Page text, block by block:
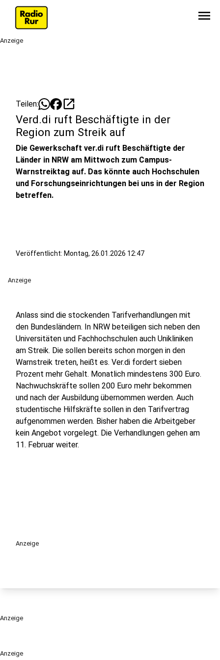
menu
Anzeige
Anzeige
Teilen: open_in_new
Verd.di ruft Beschäftigte in der
Region zum Streik auf
Die Gewerkschaft ver.di ruft Beschäftigte der
Länder in NRW am Mittwoch zum Campus-
Warnstreiktag auf. Das könnte auch Hochschulen
und Forschungseinrichtungen bei uns in der Region
betreffen.
Veröffentlicht: Montag, 26.01.2026 12:47
Anzeige
Anlass sind die stockenden Tarifverhandlungen mit
den Bundesländern. In NRW beteiligen sich neben den
Universitäten und Fachhochschulen auch Unikliniken
am Streik. Die sollen bereits schon morgen in den
Warnstreik treten, heißt es. Ver.di fordert sieben
Prozent mehr Gehalt. Monatlich mindestens 300 Euro.
Nachwuchskräfte sollen 200 Euro mehr bekommen
und nach der Ausbildung übernommen werden. Auch
studentische Hilfskräfte sollen in den Tarifvertrag
aufgenommen werden. Bisher haben die Arbeitgeber
kein Angebot vorgelegt. Die Verhandlungen gehen am
11. Februar weiter.
Anzeige
Anzeige